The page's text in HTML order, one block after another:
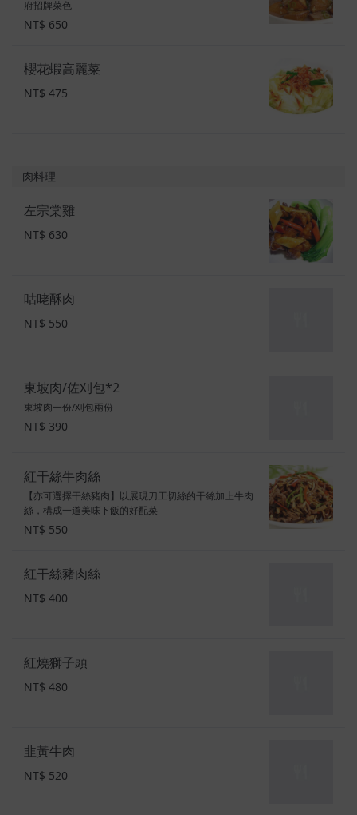
府招牌菜色
NT$ 650
櫻花蝦高麗菜
NT$ 475
肉料理
左宗棠雞
NT$ 630
咕咾酥肉
NT$ 550
東坡肉/佐刈包*2
東坡肉一份/刈包兩份
NT$ 390
紅干絲牛肉絲
【亦可選擇干絲豬肉】以展現刀工切絲的干絲加上牛肉
絲，構成一道美味下飯的好配菜
NT$ 550
紅干絲豬肉絲
NT$ 400
紅燒獅子頭
NT$ 480
韭黃牛肉
NT$ 520